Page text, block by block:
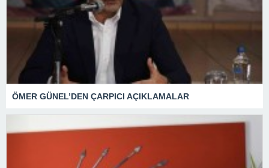
ÖMER GÜNEL’DEN ÇARPICI AÇIKLAMALAR